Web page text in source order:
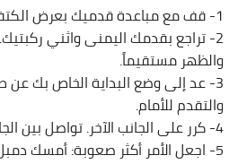
1- قف مع مباعدة قدميك بعرض الكتفين.
والظهر مستقيماً.
3- عد إلى وضع البداية الخاص بك
والتقدم للأمام.
4- كرر على الجانب الآخر. تواصل بين الجانبين.
5- اجعل الأمر أكثر صعوبة: أمسك دمبل في كل يد.